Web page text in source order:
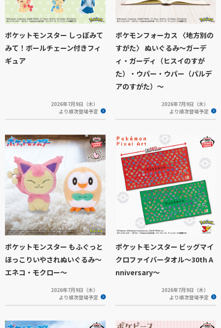
ポケットモンスター しっぽみて
みて！ボールチェーン付きフィ
ギュア
2026年7月9日（木）
より順次登場予定
ポケモンフォーカス 〈地方別の
すがた〉 ぬいぐるみ～ガーデ
ィ・ガーディ（ヒスイのすが
た）・ウパー・ウパー（パルデ
アのすがた）～
2026年7月9日（木）
より順次登場予定
ポケットモンスター もふぐっと
ほっこりいやされぬいぐるみ～
エネコ・モクロー～
2026年7月9日（木）
より順次登場予定
ポケットモンスター ビッグマイ
クロファイバータオル～30th A
nniversary～
2026年7月9日（木）
より順次登場予定